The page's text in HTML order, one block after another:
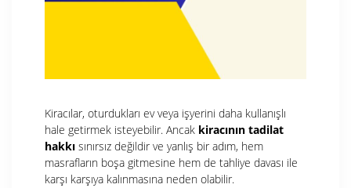
Kiracılar, oturdukları ev veya işyerini daha kullanışlı
hale getirmek isteyebilir. Ancak kiracının tadilat
hakkı sınırsız değildir ve yanlış bir adım, hem
masrafların boşa gitmesine hem de tahliye davası ile
karşı karşıya kalınmasına neden olabilir.